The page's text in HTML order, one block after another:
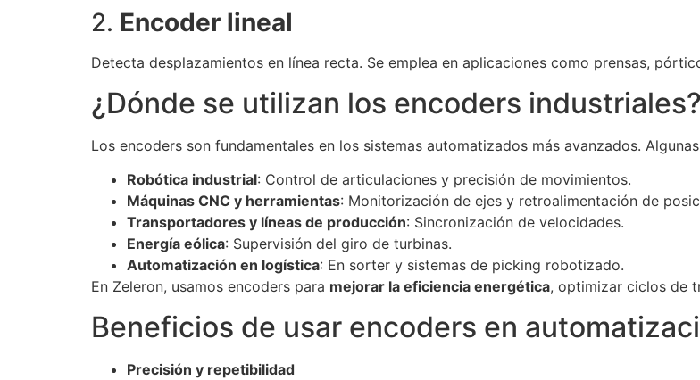
2. Encoder lineal
Detecta desplazamientos en línea recta. Se emplea en aplicaciones como prensas,
¿Dónde se utilizan los encoders industriales?
Los encoders son fundamentales en los sistemas automatizados más avanzados.
Robótica industrial: Control de articulaciones y precisión de movimientos.
Máquinas CNC y herramientas: Monitorización de ejes y retroalimentación de
Transportadores y líneas de producción: Sincronización de velocidades.
Energía eólica: Supervisión del giro de turbinas.
Automatización en logística: En sorter y sistemas de picking robotizado.
En Zeleron, usamos encoders para mejorar la eficiencia energética, optimizar ciclos de
Beneficios de usar encoders en
Precisión y repetibilidad